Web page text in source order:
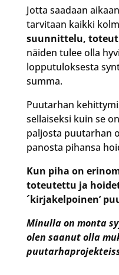
Jotta saadaan
tarvitaan kaikki
suunnittelu,
näiden tulee olla
lopputuloksesta
summa.
Puutarhan
sellaiseksi kuin se
paljosta puutarhan
panosta pihansa
Kun piha on
toteutettu ja
´kirjakelpoinen’
Minulla on monta
olen saanut olla